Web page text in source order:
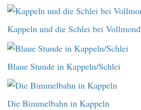
Kappeln und die Schlei bei Vollmond
Blaue Stunde in Kappeln/Schlei
Die Bimmelbahn in Kappeln